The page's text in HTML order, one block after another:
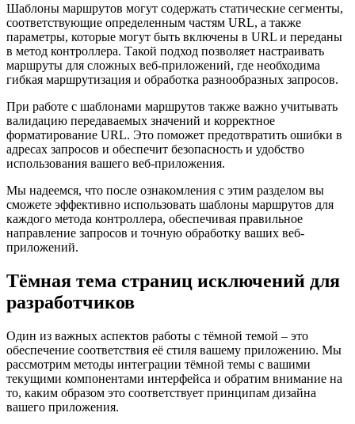
Шаблоны маршрутов могут содержать статические сегменты,
соответствующие определенным частям URL, а также
параметры, которые могут быть включены в URL и переданы
в метод контроллера. Такой подход позволяет настраивать
маршруты для сложных веб-приложений, где необходима
гибкая маршрутизация и обработка разнообразных запросов.
При работе с шаблонами маршрутов также важно учитывать
валидацию передаваемых значений и корректное
форматирование URL. Это поможет предотвратить ошибки в
адресах запросов и обеспечит безопасность и удобство
использования вашего веб-приложения.
Мы надеемся, что после ознакомления с этим разделом вы
сможете эффективно использовать шаблоны маршрутов для
каждого метода контроллера, обеспечивая правильное
направление запросов и точную обработку ваших веб-
приложений.
Тёмная тема страниц исключений для
разработчиков
Один из важных аспектов работы с тёмной темой – это
обеспечение соответствия её стиля вашему приложению. Мы
рассмотрим методы интеграции тёмной темы с вашими
текущими компонентами интерфейса и обратим внимание на
то, каким образом это соответствует принципам дизайна
вашего приложения.